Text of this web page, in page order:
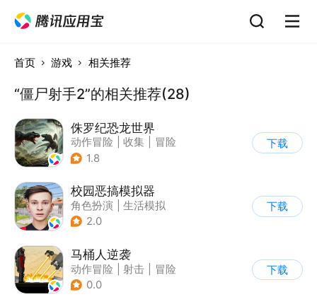
首页 游戏 相关推荐
“僵尸射手2”的相关推荐(28)
侏罗纪恐龙世界
动作冒险 收集
冒险
| 写实
1.8
下载
校园恶搞模拟器
角色扮演
生活模拟
| 写实
2.0
下载
马桶人逆袭
动作冒险 射击
冒险
| 像素风
0.0
下载